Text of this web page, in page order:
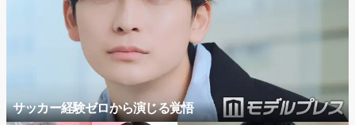
サッカー経験ゼロから演じる覚悟